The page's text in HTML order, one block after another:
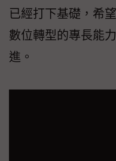
已經打下基礎，希
數位轉型的專長能
進。